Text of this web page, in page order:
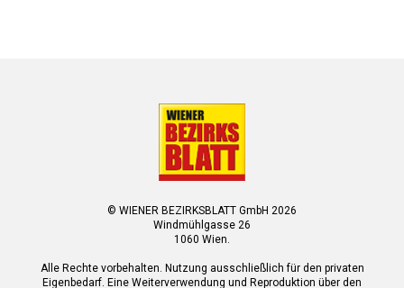
© WIENER BEZIRKSBLATT GmbH 2026
Windmühlgasse 26
1060 Wien.
Alle Rechte vorbehalten. Nutzung ausschließlich für den privaten
Eigenbedarf. Eine Weiterverwendung und Reproduktion über den